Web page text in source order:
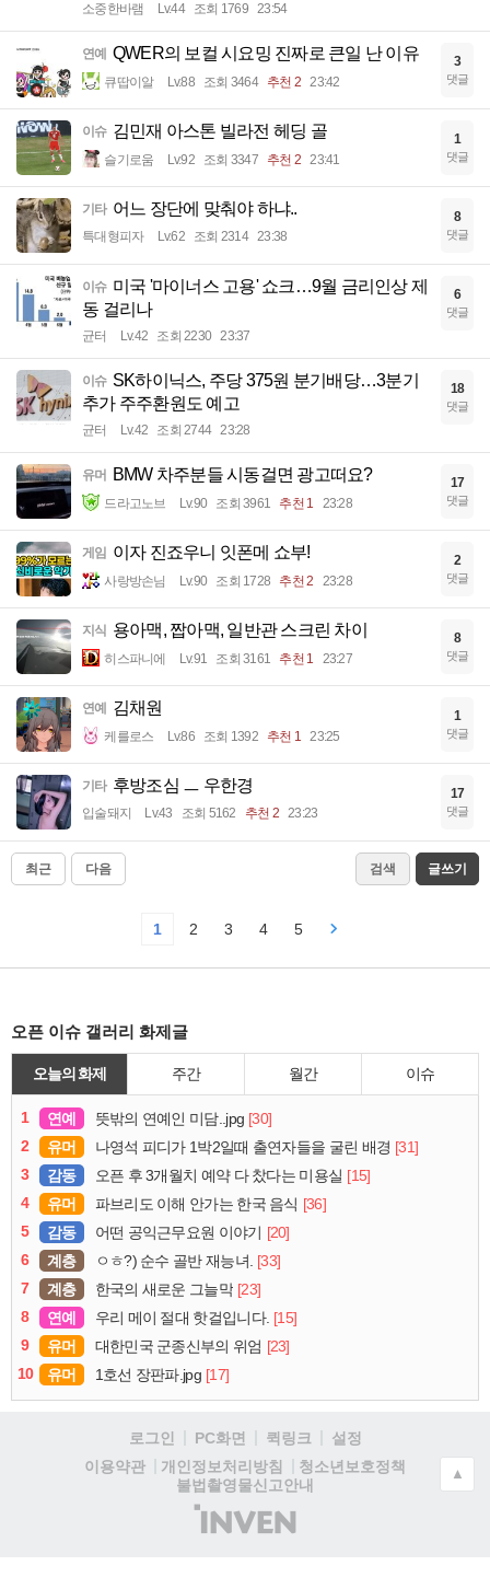
소중한바램 Lv.44 조회 1769 23:54
연예 QWER의 보컬 시요밍 진짜로 큰일 난 이유
큐땁이알 Lv.88 조회 3464 추천 2 23:42
3
댓글
이슈 김민재 아스톤 빌라전 헤딩 골
슬기로움 Lv.92 조회 3347 추천 2 23:41
1
댓글
기타 어느 장단에 맞춰야 하냐..
특대형피자 Lv.62 조회 2314 23:38
8
댓글
이슈 미국 '마이너스 고용' 쇼크…9월 금리인상 제
동 걸리나
균터 Lv.42 조회 2230 23:37
6
댓글
이슈 SK하이닉스, 주당 375원 분기배당…3분기
추가 주주환원도 예고
균터 Lv.42 조회 2744 23:28
18
댓글
유머 BMW 차주분들 시동걸면 광고떠요?
드라고노브 Lv.90 조회 3961 추천 1 23:28
17
댓글
게임 이자 진죠우니 잇폰메 쇼부!
사랑방손님 Lv.90 조회 1728 추천 2 23:28
2
댓글
지식 용아맥, 짭아맥, 일반관 스크린 차이
히스파니에 Lv.91 조회 3161 추천 1 23:27
8
댓글
연예 김채원
케를로스 Lv.86 조회 1392 추천 1 23:25
1
댓글
기타 후방조심 ㅡ 우한경
입술돼지 Lv.43 조회 5162 추천 2 23:23
17
댓글
최근 다음 검색 글쓰기
1 2 3 4 5
오픈 이슈 갤러리 화제글
오늘의 화제 주간 월간 이슈
1 연예 뜻밖의 연예인 미담..jpg [30]
2
유머 나영석 피디가 1박2일때 출연자들을 굴린 배경 [31]
3
감동 오픈 후 3개월치 예약 다 찼다는 미용실 [15]
4
유머 파브리도 이해 안가는 한국 음식 [36]
5
감동 어떤 공익근무요원 이야기
[20]
6
계층 ㅇㅎ?) 순수 골반 재능녀. [33]
7
계층 한국의 새로운 그늘막 [23]
8
연예 우리 메이 절대 핫걸입니다. [15]
9
유머 대한민국 군종신부의 위엄 [23]
10
유머 1호선 장판파.jpg [17]
로그인 PC화면 퀵링크
설정
이용약관
개인정보처리방침
청소년보호정책
불법촬영물신고안내
(주)
인
▲